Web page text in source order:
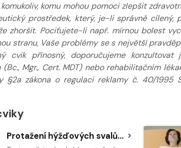
komu mohou pomoci zlepšit
prostředek, který, je-li správně cílený,
zhoršit. Pociťujete-li např. mírnou bolest
stranu, Vaše problémy se s největší
cvik přínosný, doporučujeme konzultovat
Mgr., Cert. MDT) nebo rehabilitačním
§2a zákona o regulaci reklamy č. 40/1995
Protažení hýžďových svalů ve stoje